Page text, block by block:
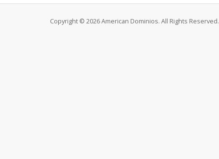
Copyright © 2026 American Dominios. All Rights Reserved.